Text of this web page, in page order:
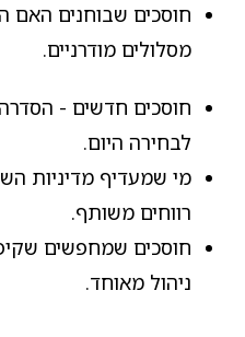
חוסכים שבוחנים האם
מסלולים מודרניים.
חוסכים חדשים -
לבחירה היום.
מי שמעדיף מדיניות
רווחים משותף.
חוסכים שמחפשים
ניהול מאוחד.